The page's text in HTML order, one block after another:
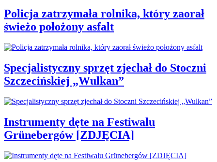
Policja zatrzymała rolnika, który zaorał
świeżo położony asfalt
Specjalistyczny sprzęt zjechał do Stoczni
Szczecińskiej „Wulkan”
Instrumenty dęte na Festiwalu
Grünebergów [ZDJĘCIA]